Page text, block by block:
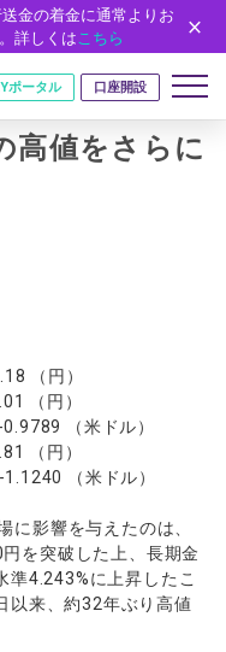
金の着金に通常よりお
詳しくはこちら
ポータル 口座開設
値をさらに
（円）
（円）
（米ドル）
（円）
（米ドル）
に影響を与えたのは、
を突破した上、長期金
4.243%に上昇したこ
以来、約32年ぶり高値